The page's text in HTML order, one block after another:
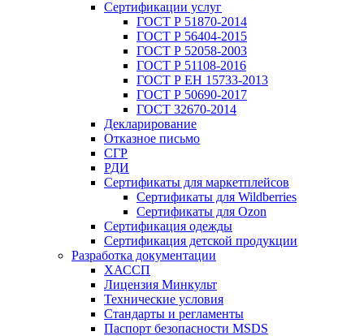
Сертификации услуг
ГОСТ Р 51870-2014
ГОСТ Р 56404-2015
ГОСТ Р 52058-2003
ГОСТ Р 51108-2016
ГОСТ Р ЕН 15733-2013
ГОСТ Р 50690-2017
ГОСТ 32670-2014
Декларирование
Отказное письмо
СГР
РДИ
Сертификаты для маркетплейсов
Сертификаты для Wildberries
Сертификаты для Ozon
Сертификация одежды
Сертификация детской продукции
Разработка документации
ХАССП
Лицензия Минкульт
Технические условия
Стандарты и регламенты
Паспорт безопасности MSDS